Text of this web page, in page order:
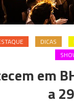
DICAS
em
a